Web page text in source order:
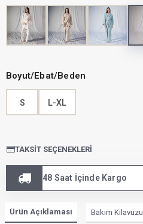
Boyut/Ebat/Beden
S L-XL
TAKSIT SEÇENEKLERI
48 Saat İçinde Kargo
Ürün Açıklaması Bakım Kılavuzu